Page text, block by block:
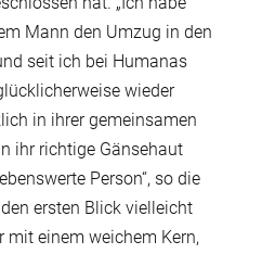
Mann den Umzug in den
seit ich bei Humanas
wieder
in ihrer gemeinsamen
ihr richtige Gänsehaut
Person“, so die
ersten Blick vielleicht
mit einem weichem Kern,